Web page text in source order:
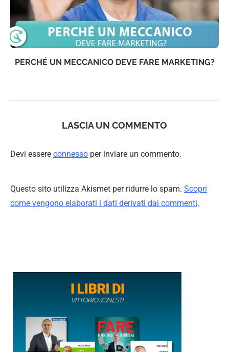
PERCHÉ UN MECCANICO DEVE FARE MARKETING?
LASCIA UN COMMENTO
Devi essere connesso per inviare un commento.
Questo sito utilizza Akismet per ridurre lo spam. Scopri
come vengono elaborati i dati derivati dai commenti.